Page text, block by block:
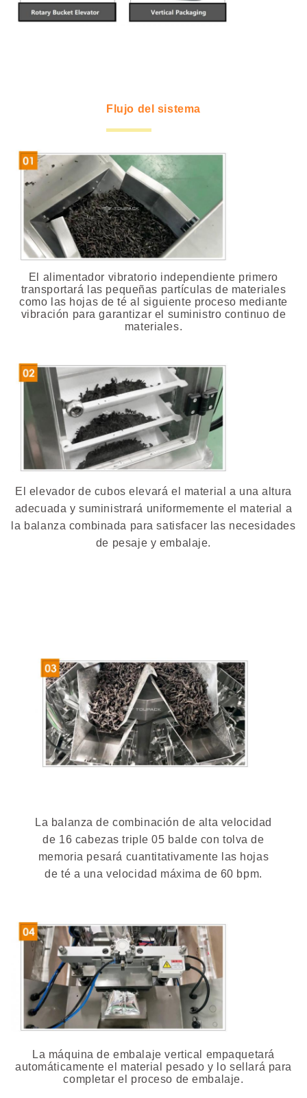
Flujo del sistema
El alimentador vibratorio independiente primero
transportará las pequeñas partículas de materiales
como las hojas de té al siguiente proceso mediante
vibración para garantizar el suministro continuo de
materiales.
El elevador de cubos elevará el material a una altura
adecuada y suministrará uniformemente el material a
la balanza combinada para satisfacer las necesidades
de pesaje y embalaje.
La balanza de combinación de alta velocidad
de 16 cabezas triple 05 balde con tolva de
memoria pesará cuantitativamente las hojas
de té a una velocidad máxima de 60 bpm.
La máquina de embalaje vertical empaquetará
automáticamente el material pesado y lo sellará para
completar el proceso de embalaje.